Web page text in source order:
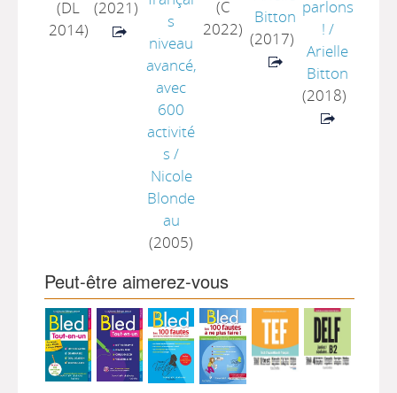
(DL
2014)
(2021)
s
niveau
avancé,
avec
600
activité
s /
Nicole
Blonde
au
(2005)
(C
2022)
Bitton
(2017)
parlons
! /
Arielle
Bitton
(2018)
Peut-être aimerez-vous